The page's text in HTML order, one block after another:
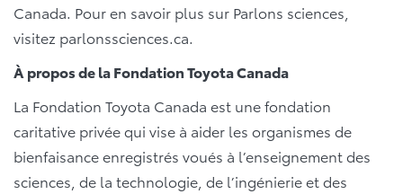
Canada. Pour en savoir plus sur Parlons sciences,
visitez parlonssciences.ca.
À propos de la Fondation Toyota Canada
La Fondation Toyota Canada est une fondation
caritative privée qui vise à aider les organismes de
bienfaisance enregistrés voués à l’enseignement des
sciences, de la technologie, de l’ingénierie et des